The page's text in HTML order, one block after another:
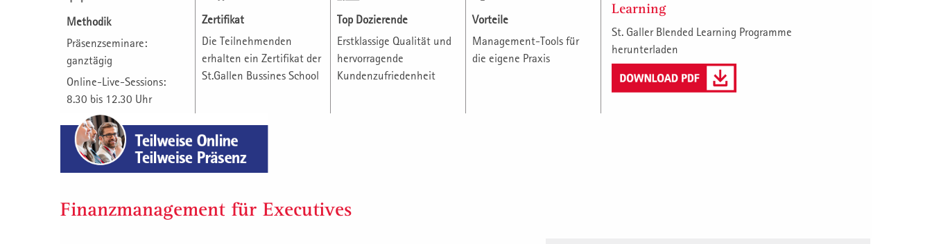
Methodik
Präsenzseminare:
ganztägig
Online-Live-Sessions:
8.30 bis 12.30 Uhr
Zertifikat
Die Teilnehmenden
erhalten ein Zertifikat der
St.Gallen Bussines School
Top Dozierende
Erstklassige Qualität und
hervorragende
Kundenzufriedenheit
Vorteile
Management-Tools für
die eigene Praxis
Learning
St. Galler Blended Learning Programme
herunterladen
Finanzmanagement für Executives